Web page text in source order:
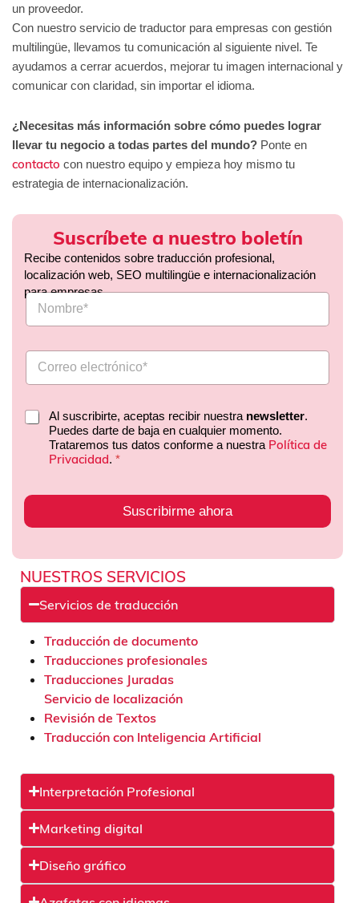
un proveedor.
Con nuestro servicio de traductor para empresas con gestión
multilingüe, llevamos tu comunicación al siguiente nivel. Te
ayudamos a cerrar acuerdos, mejorar tu imagen internacional y
comunicar con claridad, sin importar el idioma.
¿Necesitas más información sobre cómo puedes lograr
llevar tu negocio a todas partes del mundo? Ponte en
contacto con nuestro equipo y empieza hoy mismo tu
estrategia de internacionalización.
Suscríbete a nuestro boletín
Recibe contenidos sobre traducción profesional,
localización web, SEO multilingüe e internacionalización
para empresas.
Al suscribirte, aceptas recibir nuestra newsletter.
Puedes darte de baja en cualquier momento.
Trataremos tus datos conforme a nuestra Política de
Privacidad. *
Suscribirme ahora
NUESTROS SERVICIOS
Servicios de traducción
Traducción de documento
Traducciones profesionales
Traducciones Juradas
Servicio de localización
Revisión de Textos
Traducción con Inteligencia Artificial
Interpretación Profesional
Marketing digital
Diseño gráfico